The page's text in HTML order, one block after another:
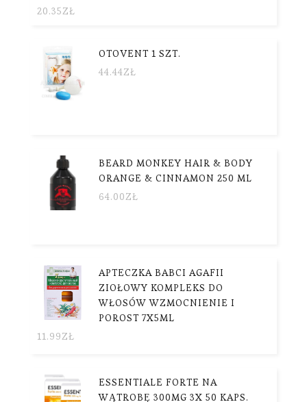
20.35ZŁ
OTOVENT 1 SZT.
44.44ZŁ
BEARD MONKEY HAIR & BODY
ORANGE & CINNAMON 250 ML
64.00ZŁ
APTECZKA BABCI AGAFII
ZIOŁOWY KOMPLEKS DO
WŁOSÓW WZMOCNIENIE I
POROST 7X5ML
11.99ZŁ
ESSENTIALE FORTE NA
WĄTROBĘ 300MG 3X 50 KAPS.